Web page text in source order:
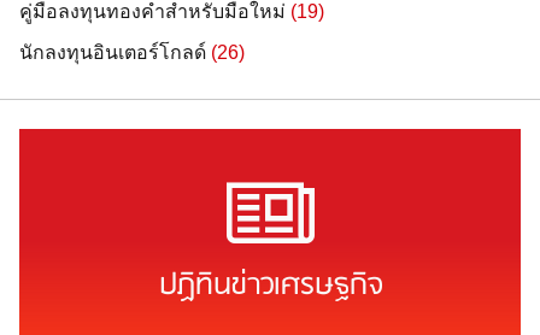
คู่มือลงทุนทองคำสำหรับมือใหม่ (19)
นักลงทุนอินเตอร์โกลด์ (26)
ปฏิทินข่าวเศรษฐกิจ